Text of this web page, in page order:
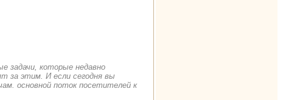
задачи, которые недавно
за этим. И если сегодня вы
основной поток посетителей к